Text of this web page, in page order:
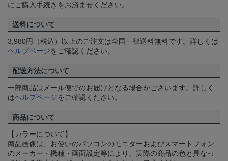
にご購入手続きをお済ませください。
送料について
3,980円（税込）以上のご注文は全国一律送料無料です。詳しくは
ヘルプページをご確認ください。
配送方法について
一部商品はメール便でのお届けとなる場合がございます。詳しく
はヘルプページをご確認ください。
商品について
【カラーについて】
商品画像は、お使いのパソコンのモニターおよびスマートフォン
のメーカー・機種・画面設定等により、実際の商品の色と異なっ